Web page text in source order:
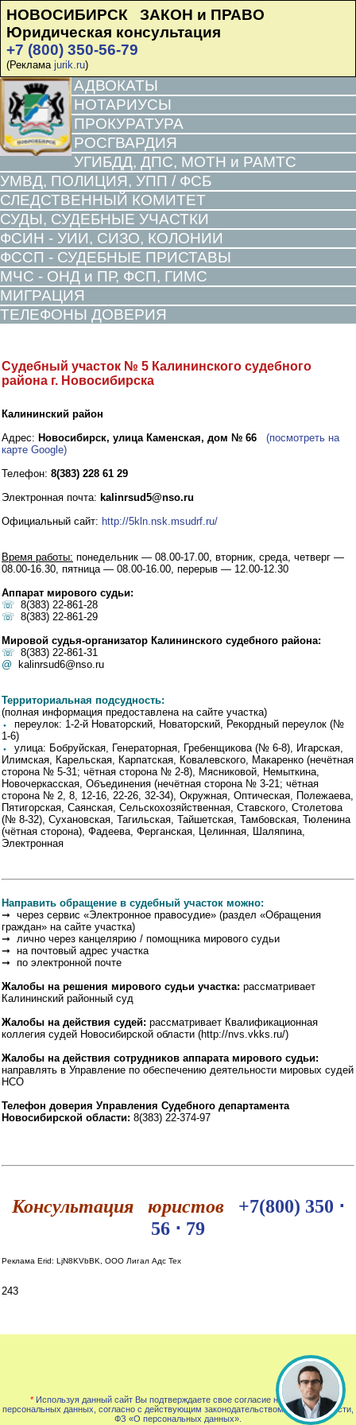
НОВОСИБИРСК ЗАКОН и ПРАВО
Юридическая консультация
+7 (800) 350-56-79
(Реклама jurik.ru)
АДВОКАТЫ
НОТАРИУСЫ
ПРОКУРАТУРА
РОСГВАРДИЯ
УГИБДД, ДПС, МОТН и РАМТС
УМВД, ПОЛИЦИЯ, УПП / ФСБ
СЛЕДСТВЕННЫЙ КОМИТЕТ
СУДЫ, СУДЕБНЫЕ УЧАСТКИ
ФСИН - УИИ, СИЗО, КОЛОНИИ
ФССП - СУДЕБНЫЕ ПРИСТАВЫ
МЧС - ОНД и ПР, ФСП, ГИМС
МИГРАЦИЯ
ТЕЛЕФОНЫ ДОВЕРИЯ
Судебный участок № 5 Калининского судебного
района г. Новосибирска
Калининский район
Адрес: Новосибирск, улица Каменская, дом № 66
(посмотреть на
карте Google)
Телефон: 8(383) 228 61 29
Электронная почта: kalinrsud5@nso.ru
Официальный сайт: http://5kln.nsk.msudrf.ru/
Время работы: понедельник — 08.00-17.00, вторник, среда, четверг —
08.00-16.30, пятница — 08.00-16.00, перерыв — 12.00-12.30
Аппарат мирового судьи:
☏ 8(383) 22-861-28
☏ 8(383) 22-861-29
Мировой судья-организатор Калининского судебного района:
☏ 8(383) 22-861-31
@ kalinrsud6@nso.ru
Территориальная подсудность:
(полная информация предоставлена на сайте участка)
⬩
переулок: 1-2-й Новаторский, Новаторский, Рекордный переулок (№
1-6)
⬩
улица: Бобруйская, Генераторная, Гребенщикова (№ 6-8), Игарская,
Илимская, Карельская, Карпатская, Ковалевского, Макаренко (нечётная
сторона № 5-31; чётная сторона № 2-8), Мясниковой, Немыткина,
Новочеркасская, Объединения (нечётная сторона № 3-21; чётная
сторона № 2, 8, 12-16, 22-26, 32-34), Окружная, Оптическая, Полежаева,
Пятигорская, Саянская, Сельскохозяйственная, Ставского, Столетова
(№ 8-32), Сухановская, Тагильская, Тайшетская, Тамбовская, Тюленина
(чётная сторона), Фадеева, Ферганская, Целинная, Шаляпина,
Электронная
Направить обращение в судебный участок можно:
➞ через сервис «Электронное правосудие» (раздел «Обращения
граждан» на сайте участка)
➞ лично через канцелярию / помощника мирового судьи
➞ на почтовый адрес участка
➞ по электронной почте
Жалобы на решения мирового судьи участка: рассматривает
Калининский районный суд
Жалобы на действия судей: рассматривает Квалификационная
коллегия судей Новосибирской области (http://nvs.vkks.ru/)
Жалобы на действия сотрудников аппарата мирового судьи:
направлять в Управление по обеспечению деятельности мировых судей
НСО
Телефон доверия Управления Судебного департамента
Новосибирской области: 8(383) 22-374-97
Консультация юристов
+7(800) 350 ⋅
56 ⋅ 79
Реклама Erid: LjN8KVbBK, ООО Лигал Адс Тех
243
* Используя данный сайт Вы подтверждаете свое согласие на обработку
персональных данных, согласно с действующим законодательством РФ, в частности,
ФЗ «О персональных данных».